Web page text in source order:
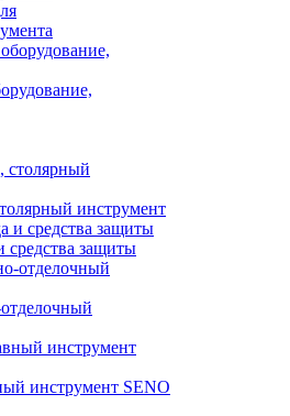
инструмент
средства защиты
инструмент SENO